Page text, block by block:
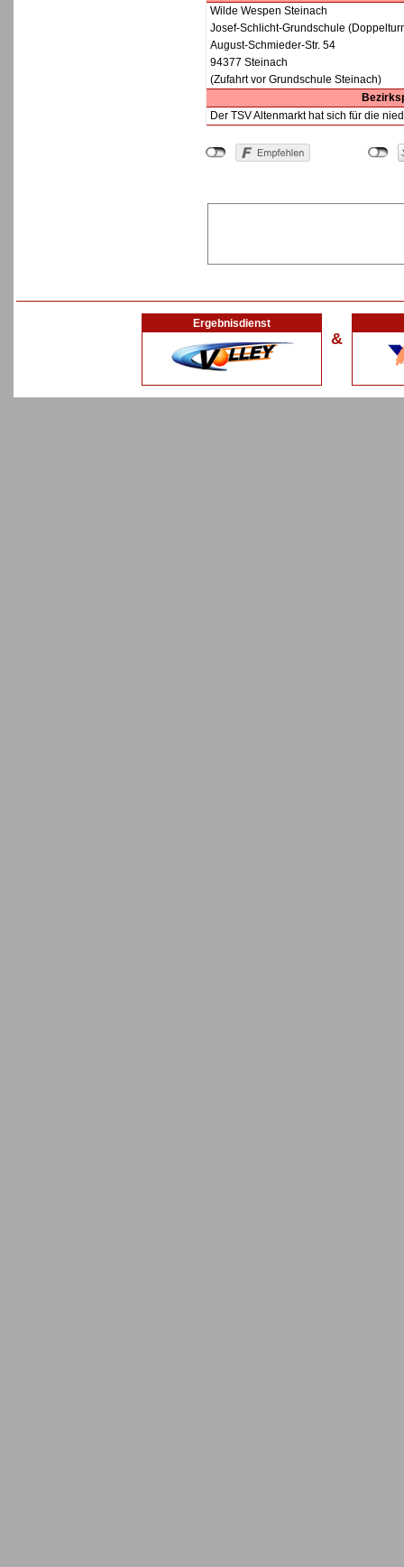
Wilde Wespen Steinach
Josef-Schlicht-Grundschule
August-Schmieder-Str. 54
94377 Steinach
(Zufahrt vor Grundschule Steinach)
Der TSV Altenmarkt hat sich für die
Ergebnisdienst
&